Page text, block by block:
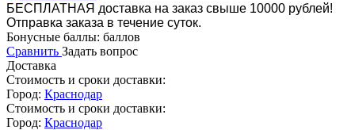
БЕСПЛАТНАЯ доставка на заказ свыше 10000 рублей!
Отправка заказа в течение суток.
Бонусные баллы: баллов
Сравнить Задать вопрос
Доставка
Стоимость и сроки доставки:
Город: Краснодар
Стоимость и сроки доставки:
Город: Краснодар